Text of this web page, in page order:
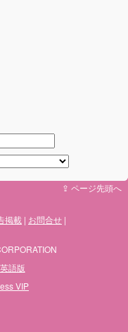
⇪ ページ先頭へ
掲載 お問合せ
英語版